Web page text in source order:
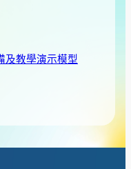
及教學演示模型